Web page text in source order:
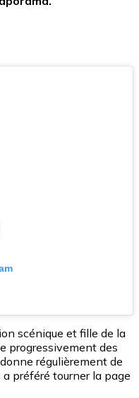
scénique et fille de la
progressivement des
régulièrement de
préféré tourner la page